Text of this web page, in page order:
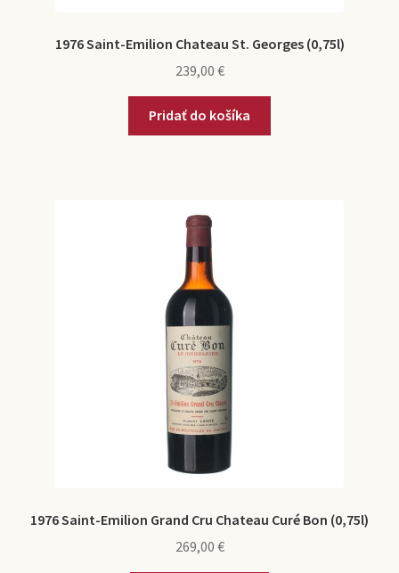
1976 Saint-Emilion Chateau St. Georges (0,75l)
239,00 €
Pridať do košíka
1976 Saint-Emilion Grand Cru Chateau Curé Bon (0,75l)
269,00 €